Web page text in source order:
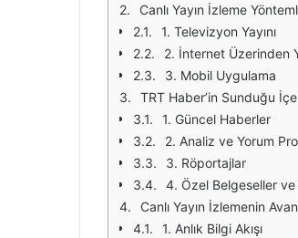
Canlı Yayın İzleme
1. Televizyon Yayını
2. İnternet Üzerinden
3. Mobil Uygulama
TRT Haber’in Sunduğu
1. Güncel Haberler
2. Analiz ve Yorum
3. Röportajlar
4. Özel Belgeseller
Canlı Yayın İzlemenin
1. Anlık Bilgi Akışı